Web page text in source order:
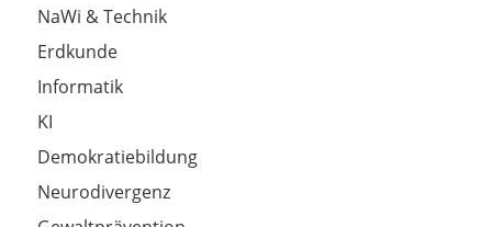
NaWi & Technik
Erdkunde
Informatik
KI
Demokratiebildung
Neurodivergenz